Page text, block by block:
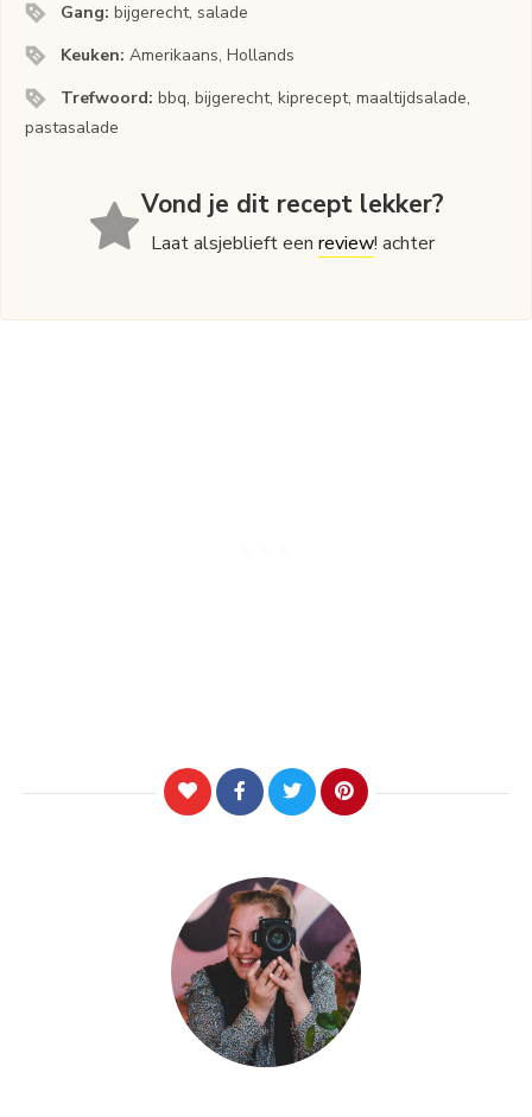
Gang:bijgerecht, salade
Keuken:Amerikaans, Hollands
Trefwoord:bbq, bijgerecht, kiprecept, maaltijdsalade,
pastasalade
Vond je dit recept lekker?
Laat alsjeblieft eenreview! achter